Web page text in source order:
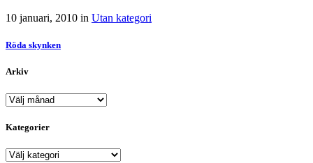
10 januari, 2010 in Utan kategori
Röda skynken
Arkiv
Arkiv
Kategorier
Kategorier